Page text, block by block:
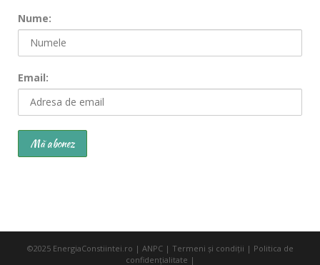
Nume:
Email:
©2025 EnergiaConstiintei.ro | ANPC| Termeni şi condiţii | Politica de
confidenţialitate |